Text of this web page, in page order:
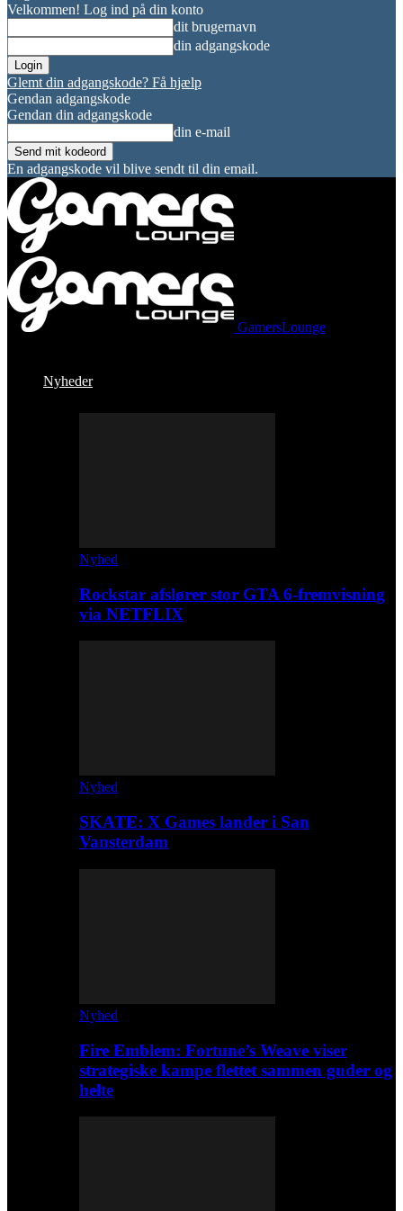
Velkommen! Log ind på din konto
dit brugernavn
din adgangskode
Glemt din adgangskode? Få hjælp
Gendan adgangskode
Gendan din adgangskode
din e-mail
En adgangskode vil blive sendt til din email.
GamersLounge
Nyheder
Nyhed
Rockstar afslører stor GTA 6-fremvisning
via NETFLIX
Nyhed
SKATE: X Games lander i San
Vansterdam
Nyhed
Fire Emblem: Fortune’s Weave viser
strategiske kampe flettet sammen guder og
helte